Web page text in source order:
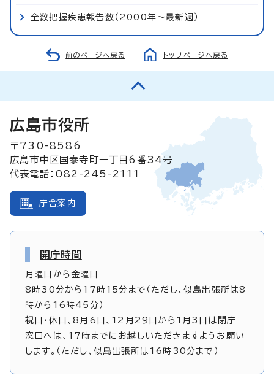
全数把握疾患報告数（2000年～最新週）
前のページへ戻る トップページへ戻る
広島市役所
〒730-8586
広島市中区国泰寺町一丁目6番34号
代表電話：082-245-2111
庁舎案内
開庁時間
月曜日から金曜日
8時30分から17時15分まで（ただし、似島出張所は8
時から16時45分）
祝日・休日、8月6日、12月29日から1月3日は閉庁
窓口へは、17時までにお越しいただきますようお願い
します。（ただし、似島出張所は16時30分まで）